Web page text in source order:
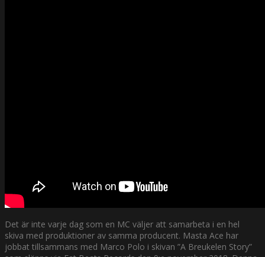
Det är inte varje dag som en MC väljer att samarbeta i en hel
skiva med produktioner av samma producent. Masta Ace har
jobbat tillsammans med Marco Polo i skivan ”A Breukelen Story”